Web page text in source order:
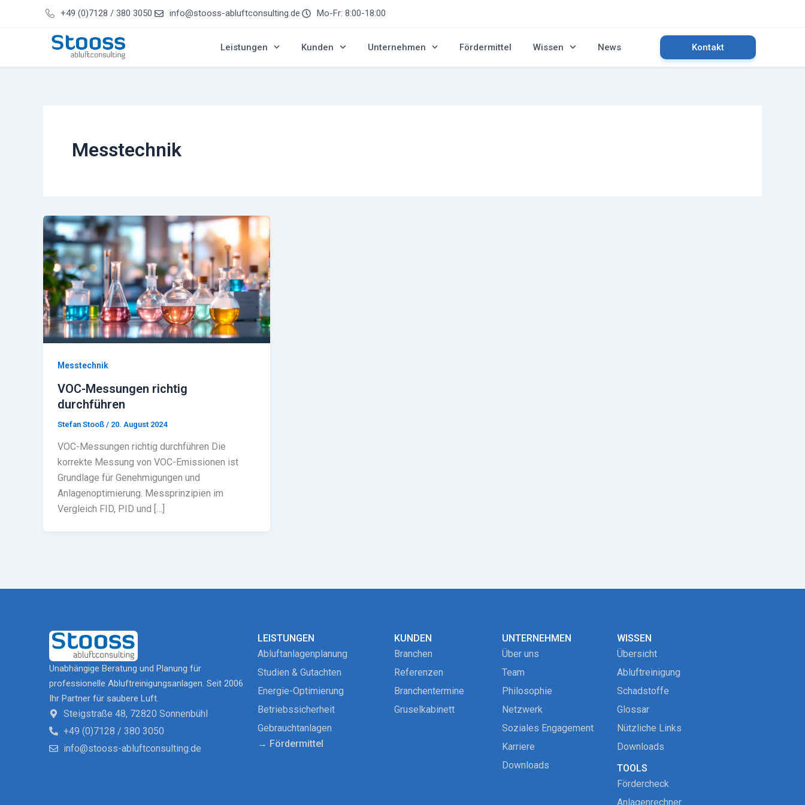
+49 (0)7128 / 380 3050 info@stooss-abluftconsulting.de Mo-Fr: 8:00-18:00
Leistungen Kunden Unternehmen Fördermittel Wissen News Kontakt
Messtechnik
Messtechnik
VOC-Messungen richtig
durchführen
Stefan Stooß / 20. August 2024
VOC-Messungen richtig durchführen Die
korrekte Messung von VOC-Emissionen ist
Grundlage für Genehmigungen und
Anlagenoptimierung. Messprinzipien im
Vergleich FID, PID und […]
Unabhängige Beratung und Planung für
professionelle Abluftreinigungsanlagen. Seit 2006
Ihr Partner für saubere Luft.
Steigstraße 48, 72820 Sonnenbühl
+49 (0)7128 / 380 3050
info@stooss-abluftconsulting.de
LEISTUNGEN
Abluftanlagenplanung
Studien & Gutachten
Energie-Optimierung
Betriebssicherheit
Gebrauchtanlagen
→ Fördermittel
KUNDEN
Branchen
Referenzen
Branchentermine
Gruselkabinett
UNTERNEHMEN
Über uns
Team
Philosophie
Netzwerk
Soziales Engagement
Karriere
Downloads
WISSEN
Übersicht
Abluftreinigung
Schadstoffe
Glossar
Nützliche Links
Downloads
TOOLS
Fördercheck
Anlagenrechner